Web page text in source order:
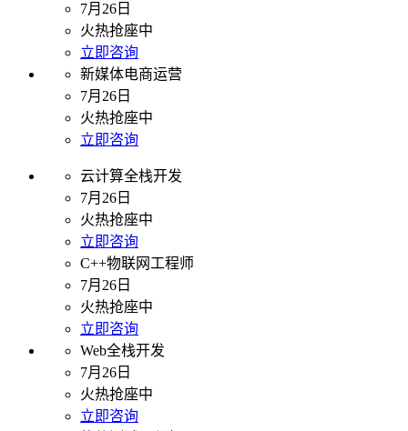
7月26日
火热抢座中
立即咨询
新媒体电商运营
7月26日
火热抢座中
立即咨询
云计算全栈开发
7月26日
火热抢座中
立即咨询
C++物联网工程师
7月26日
火热抢座中
立即咨询
Web全栈开发
7月26日
火热抢座中
立即咨询